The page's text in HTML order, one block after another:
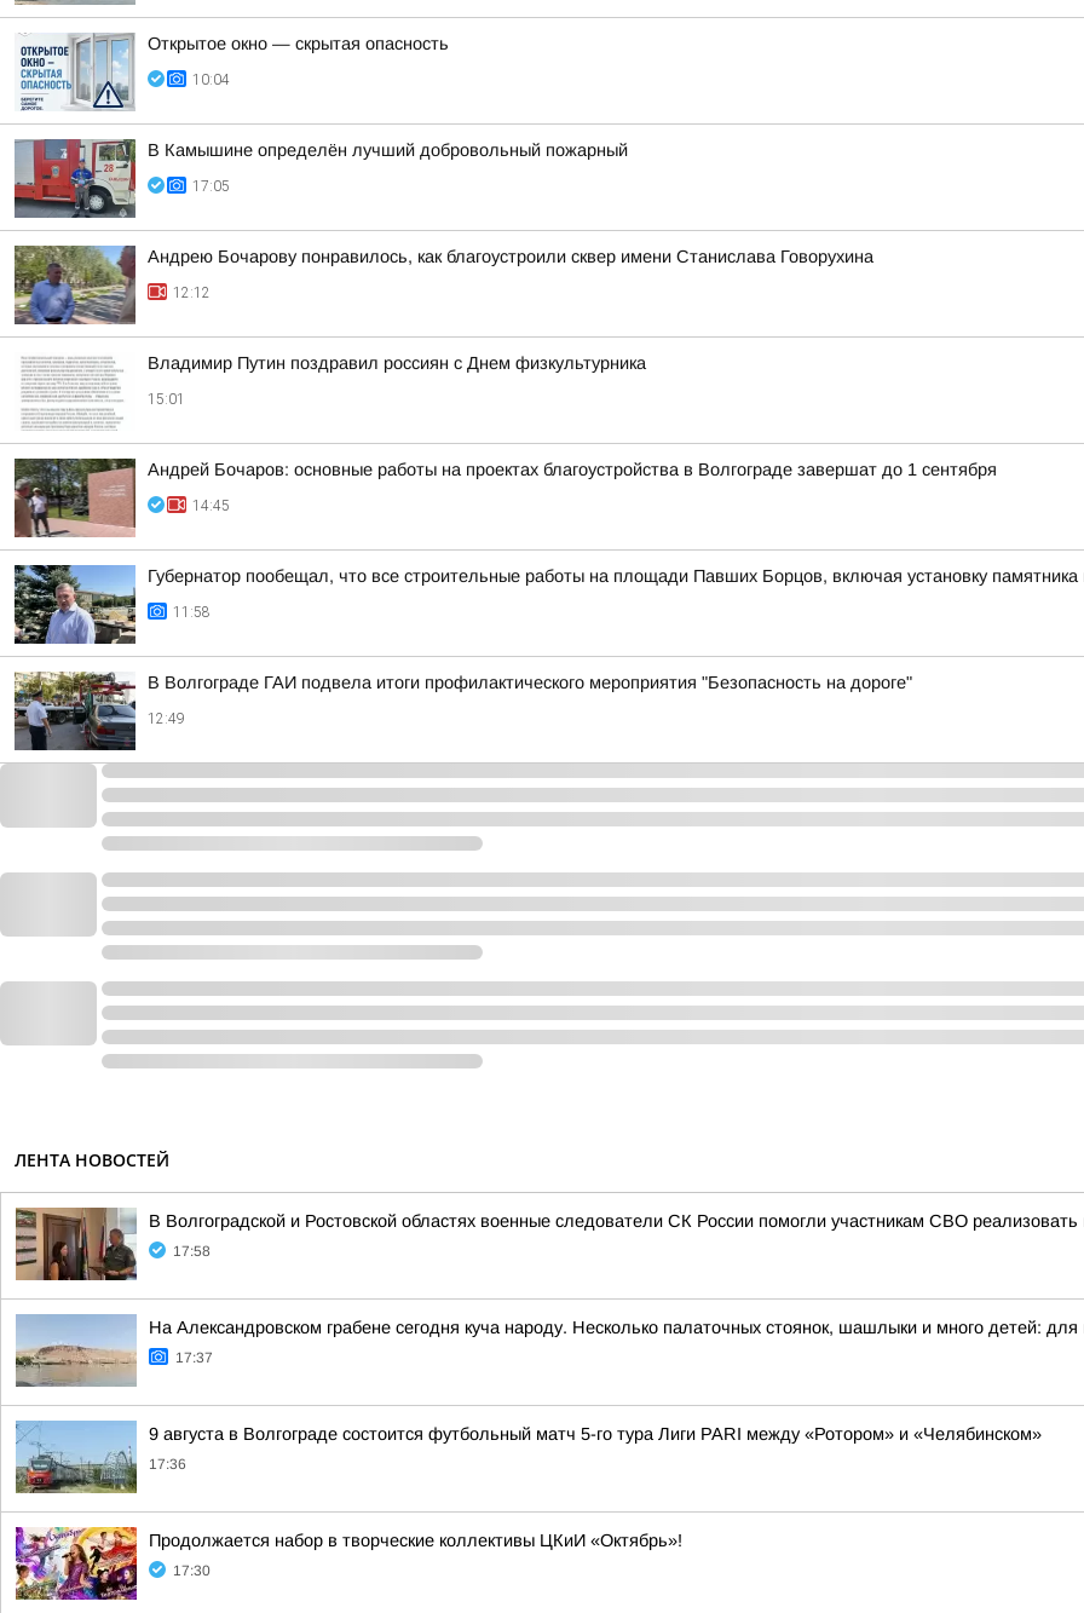
Открытое окно — скрытая опасность
10:04
В Камышине определён лучший добровольный пожарный
17:05
Андрею Бочарову понравилось, как благоустроили сквер имени Станислава Говорухина
12:12
Владимир Путин поздравил россиян с Днем физкультурника
15:01
Андрей Бочаров: основные работы на проектах благоустройства в Волгограде завершат до 1 сентября
14:45
Губернатор пообещал, что все строительные работы на площади Павших Борцов, включая установку
11:58
В Волгограде ГАИ подвела итоги профилактического мероприятия "Безопасность на дороге"
12:49
ЛЕНТА НОВОСТЕЙ
В Волгоградской и Ростовской областях военные следователи СК России помогли участникам СВО
17:58
На Александровском грабене сегодня куча народу. Несколько палаточных стоянок, шашлыки и много детей:
17:37
9 августа в Волгограде состоится футбольный матч 5-го тура Лиги PARI между «Ротором» и «Челябинском»
17:36
Продолжается набор в творческие коллективы ЦКиИ «Октябрь»!
17:30